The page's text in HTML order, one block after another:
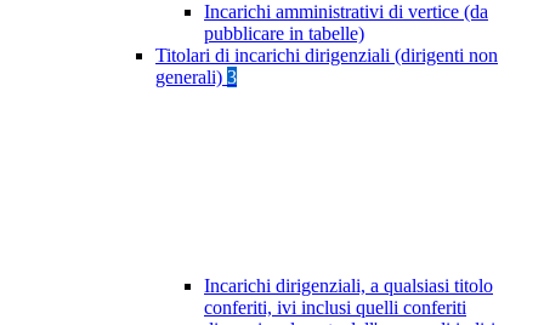
Incarichi amministrativi di vertice (da
pubblicare in tabelle)
Titolari di incarichi dirigenziali (dirigenti non
generali) 3
Incarichi dirigenziali, a qualsiasi titolo
conferiti, ivi inclusi quelli conferiti